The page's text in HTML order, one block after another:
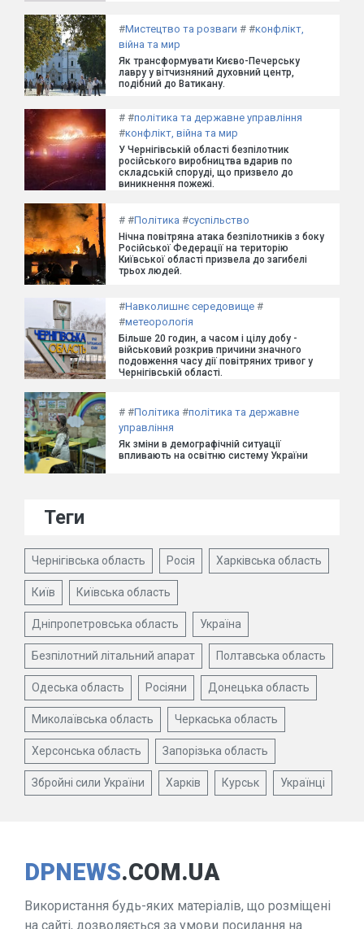
#Мистецтво та розваги # #конфлікт,
війна та мир
Як трансформувати Києво-Печерську
лавру у вітчизняний духовний центр,
подібний до Ватикану.
# #політика та державне управління
#конфлікт, війна та мир
У Чернігівській області безпілотник
російського виробництва вдарив по
складській споруді, що призвело до
виникнення пожежі.
# #Політика #суспільство
Нічна повітряна атака безпілотників з боку
Російської Федерації на територію
Київської області призвела до загибелі
трьох людей.
#Навколишнє середовище #
#метеорологія
Більше 20 годин, а часом і цілу добу -
військовий розкрив причини значного
подовження часу дії повітряних тривог у
Чернігівській області.
# #Політика #політика та державне
управління
Як зміни в демографічній ситуації
впливають на освітню систему України
Теги
Чернігівська область Росія Харківська область
Київ Київська область
Дніпропетровська область Україна
Безпілотний літальний апарат Полтавська область
Одеська область Росіяни Донецька область
Миколаївська область Черкаська область
Херсонська область Запорізька область
Збройні сили України Харків Курськ Українці
DPNEWS.COM.UA
Використання будь-яких матеріалів, що розміщені
на сайті, дозволяється за умови посилання на